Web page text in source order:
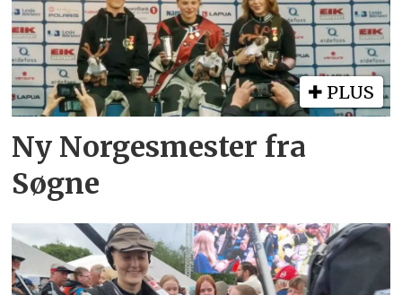
PLUS
Ny Norgesmester fra
Søgne